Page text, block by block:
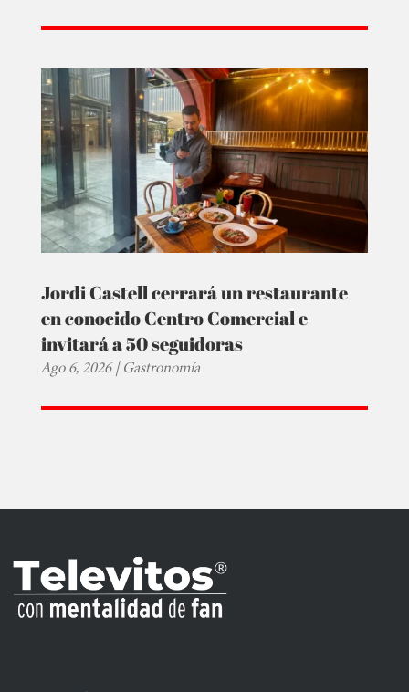
Jordi Castell cerrará un restaurante
en conocido Centro Comercial e
invitará a 50 seguidoras
Ago 6, 2026|Gastronomía